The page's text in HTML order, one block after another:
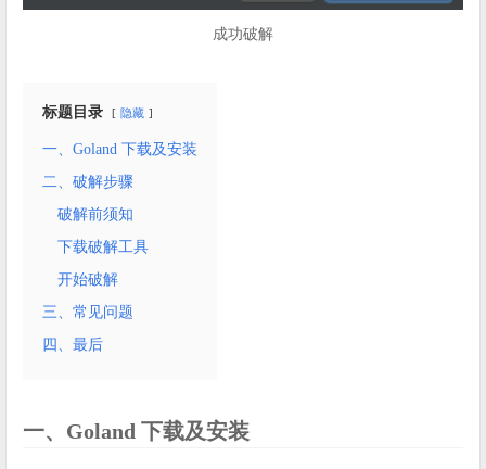
成功破解
标题目录 隐藏
一、Goland 下载及安装
二、破解步骤
破解前须知
下载破解工具
开始破解
三、常见问题
四、最后
一、Goland 下载及安装